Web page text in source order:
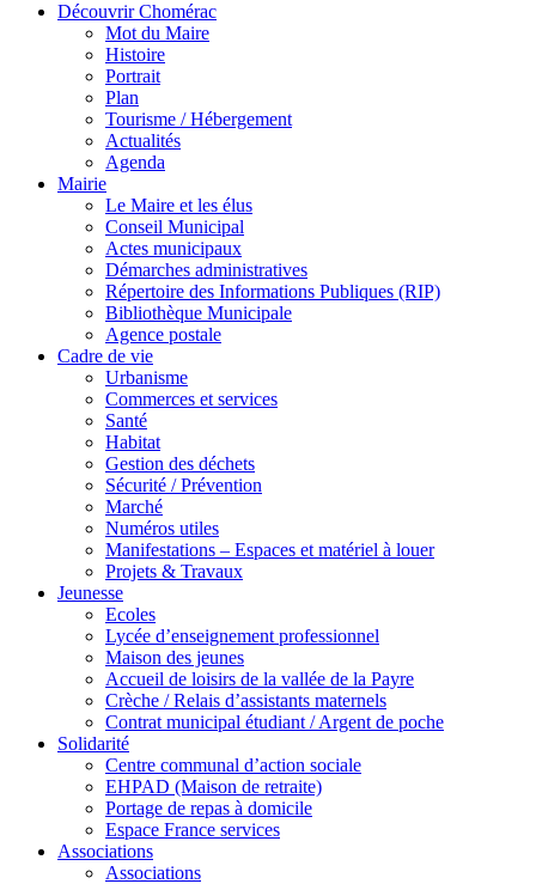
Découvrir Chomérac
Mot du Maire
Histoire
Portrait
Plan
Tourisme / Hébergement
Actualités
Agenda
Mairie
Le Maire et les élus
Conseil Municipal
Actes municipaux
Démarches administratives
Répertoire des Informations Publiques (RIP)
Bibliothèque Municipale
Agence postale
Cadre de vie
Urbanisme
Commerces et services
Santé
Habitat
Gestion des déchets
Sécurité / Prévention
Marché
Numéros utiles
Manifestations – Espaces et matériel à louer
Projets & Travaux
Jeunesse
Ecoles
Lycée d’enseignement professionnel
Maison des jeunes
Accueil de loisirs de la vallée de la Payre
Crèche / Relais d’assistants maternels
Contrat municipal étudiant / Argent de poche
Solidarité
Centre communal d’action sociale
EHPAD (Maison de retraite)
Portage de repas à domicile
Espace France services
Associations
Associations